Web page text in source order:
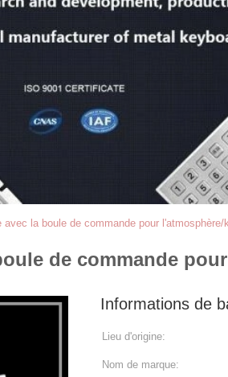
la boule de commande pour l'atmosphère/
de commande
Informations de
Lieu d'origine:
Nom de marque: